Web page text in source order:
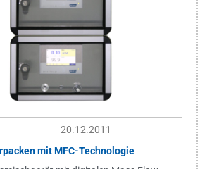
20.12.2011
mit MFC-Technologie